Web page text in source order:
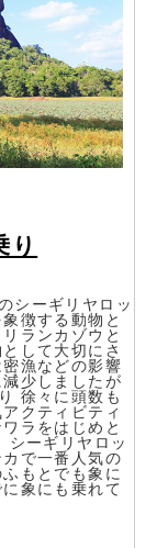
り
シーギリヤロッ
徴する動物と
ランカゾウと
して大切にさ
漁などの影響
少しましたが
徐々に頭数も
クティビティ
ラをはじめと
シーギリヤロッ
で一番人気の
もとでも象に
象にも乗れて